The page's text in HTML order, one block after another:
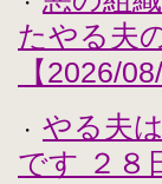
たやる夫
【2026/
・
やる夫
です ２８